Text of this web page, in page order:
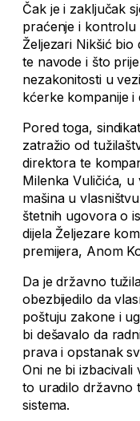
Čak je i zaključak
praćenje i kontrolu
Željezari Nikšić
te navode i što
nezakonitosti u
kćerke kompanije
Pored toga,
zatražio od
direktora te
Milenka Vuličića,
mašina u
štetnih ugovora o
dijela Željezare
premijera, Anom
Da je državno
obezbijedilo da
poštuju zakone i
bi dešavalo da
prava i opstanak
Oni ne bi izbacivali
to uradilo državno
sistema.